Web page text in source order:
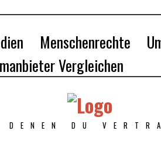
Menschenrechte
Vergleichen
DENEN DU